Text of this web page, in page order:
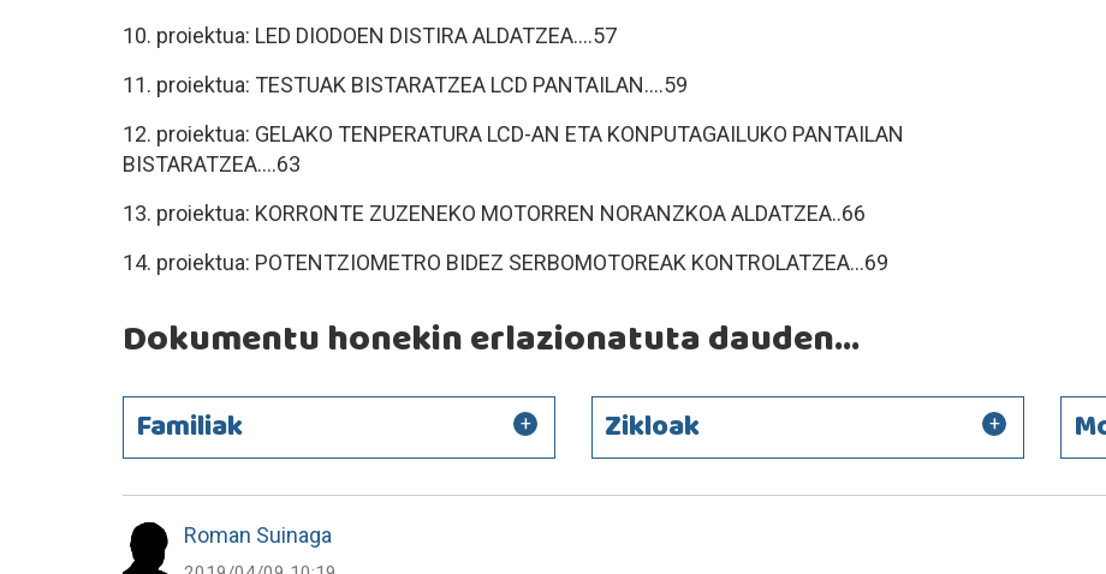
10. proiektua: LED DIODOEN DISTIRA ALDATZEA....57
11. proiektua: TESTUAK BISTARATZEA LCD PANTAILAN....59
12. proiektua: GELAKO TENPERATURA LCD-AN ETA KONPUTAGAILUKO PANTAILAN
BISTARATZEA....63
13. proiektua: KORRONTE ZUZENEKO MOTORREN NORANZKOA ALDATZEA..66
14. proiektua: POTENTZIOMETRO BIDEZ SERBOMOTOREAK KONTROLATZEA...69
Dokumentu honekin erlazionatuta dauden...
Familiak Zikloak
Roman Suinaga